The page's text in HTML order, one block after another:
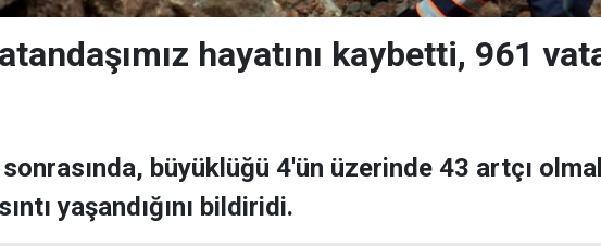
hayatını kaybetti, 961
büyüklüğü 4'ün üzerinde 43 artçı
yaşandığını bildiridi.